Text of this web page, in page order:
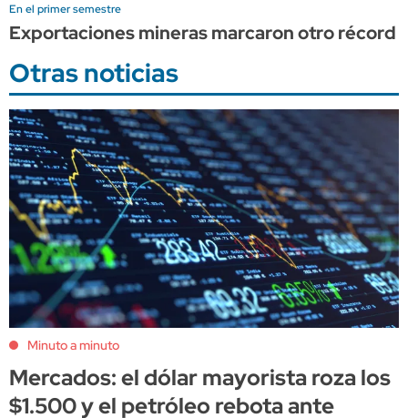
En el primer semestre
Exportaciones mineras marcaron otro récord
Otras noticias
Minuto a minuto
Mercados: el dólar mayorista roza los
$1.500 y el petróleo rebota ante